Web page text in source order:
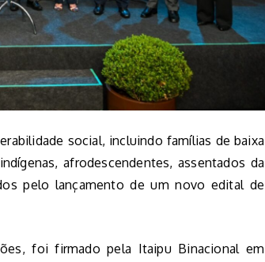
social, incluindo famílias de baixa
afrodescendentes, assentados da
pelo lançamento de um novo edital de
foi firmado pela Itaipu Binacional em